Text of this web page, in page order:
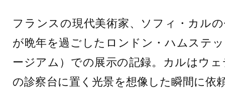
フランスの現代美術家、ソフィ・カル
が晩年を過ごしたロンドン・ハムステ
ージアム）での展示の記録。カルはウ
の診察台に置く光景を想像した瞬間に依